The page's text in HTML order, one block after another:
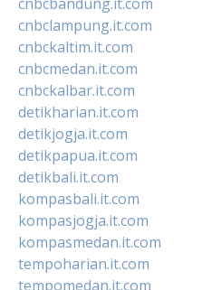
cnbclampung.it.com
cnbckaltim.it.com
cnbcmedan.it.com
cnbckalbar.it.com
detikharian.it.com
detikjogja.it.com
detikpapua.it.com
detikbali.it.com
kompasbali.it.com
kompasjogja.it.com
kompasmedan.it.com
tempoharian.it.com
tempomedan.it.com